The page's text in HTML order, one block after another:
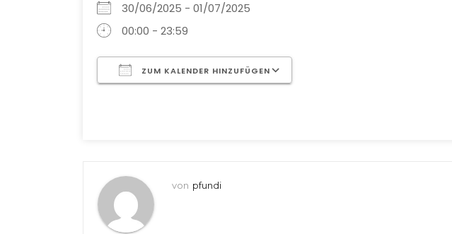
30/06/2025 - 01/07/2025
00:00 - 23:59
ZUM KALENDER HINZUFÜGEN
von pfundi